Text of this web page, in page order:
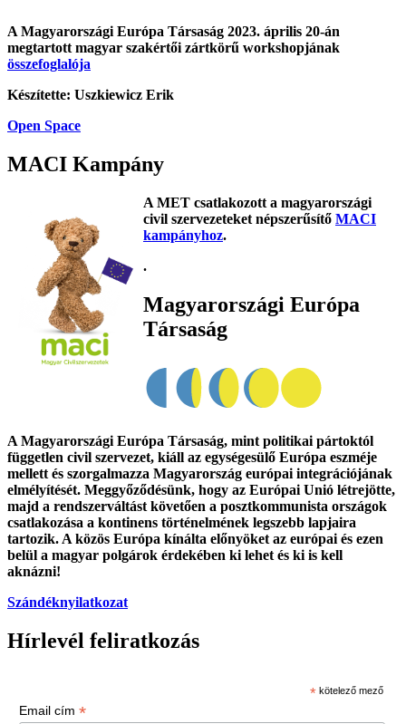
A Magyarországi Európa Társaság 2023. április 20-án
megtartott magyar szakértői zártkörű workshopjának
összefoglalója
Készítette: Uszkiewicz Erik
Open Space
MACI Kampány
A MET csatlakozott a magyarországi
civil szervezeteket népszerűsítő MACI
kampányhoz.
.
Magyarországi Európa
Társaság
A Magyarországi Európa Társaság, mint politikai pártoktól
független civil szervezet, kiáll az egységesülő Európa eszméje
mellett és szorgalmazza Magyarország európai integrációjának
elmélyítését. Meggyőződésünk, hogy az Európai Unió létrejötte,
majd a rendszerváltást követően a posztkommunista országok
csatlakozása a kontinens történelmének legszebb lapjaira
tartozik. A közös Európa kínálta előnyöket az európai és ezen
belül a magyar polgárok érdekében ki lehet és ki is kell
aknázni!
Szándéknyilatkozat
Hírlevél feliratkozás
* kötelező mező
Email cím *